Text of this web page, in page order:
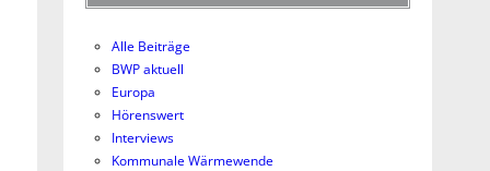
Alle Beiträge
BWP aktuell
Europa
Hörenswert
Interviews
Kommunale Wärmewende